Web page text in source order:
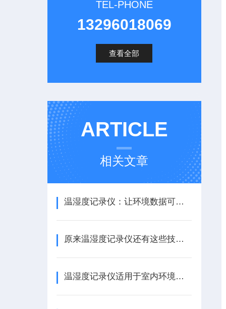
TEL-PHONE
13296018069
查看全部
ARTICLE
相关文章
温湿度记录仪：让环境数据可视化
原来温湿度记录仪还有这些技术特点
温湿度记录仪适用于室内环境温湿度测量